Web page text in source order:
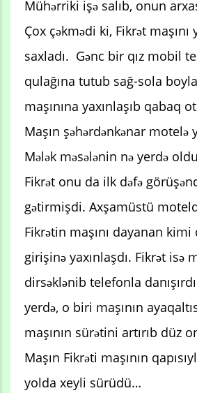
Mühərriki işə salıb, onun
Çox çəkmədi ki, Fikrət maşını
saxladı. Gənc bir qız mobil
qulağına tutub sağ-sola
maşınına yaxınlaşıb qabaq
Maşın şəhərdənkənar motelə
Mələk məsələnin nə yerdə
Fikrət onu da ilk dəfə
gətirmişdi. Axşamüstü
Fikrətin maşını dayanan
girişinə yaxınlaşdı. Fikrət isə
dirsəklənib telefonla
yerdə, o biri maşının
maşının sürətini artırıb düz
Maşın Fikrəti maşının
yolda xeyli sürüdü…